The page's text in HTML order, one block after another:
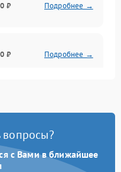
₽ Подробнее →
₽ Подробнее →
вопросы?
с Вами в ближайшее